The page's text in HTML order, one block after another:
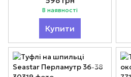
В наявності
Купити